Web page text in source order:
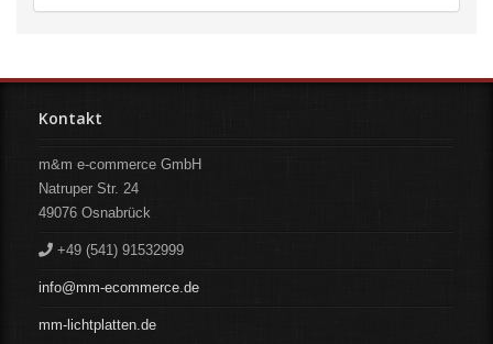
Kontakt
m&m e-commerce GmbH
Natruper Str. 24
49076 Osnabrück
+49 (541) 91532999
info@mm-ecommerce.de
mm-lichtplatten.de